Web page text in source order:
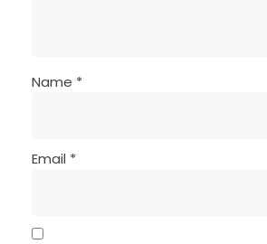
Name *
Email *